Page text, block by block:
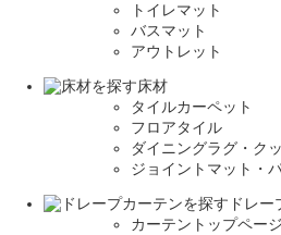
トイレマット
バスマット
アウトレット
床材
タイルカーペット
フロアタイル
ダイニングラグ・ク
ジョイントマット・
ドレー
カーテントップページ